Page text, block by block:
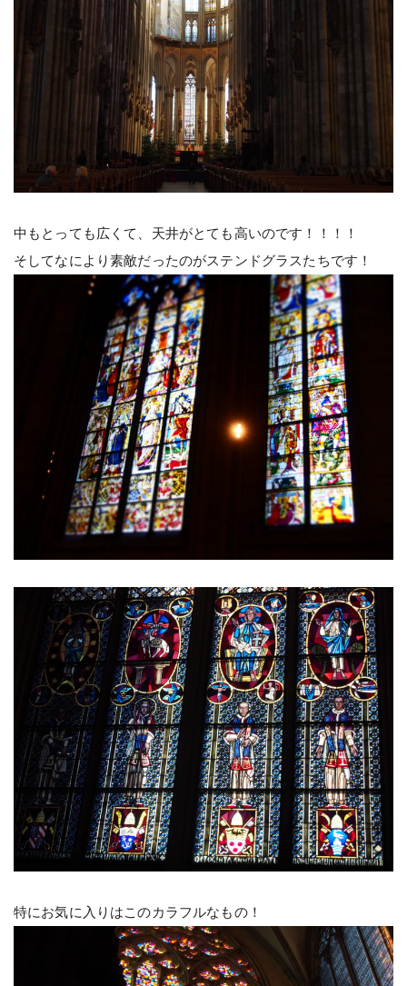
中もとっても広くて、天井がとても高いのです！！！！
そしてなにより素敵だったのがステンドグラスたちです！
特にお気に入りはこのカラフルなもの！